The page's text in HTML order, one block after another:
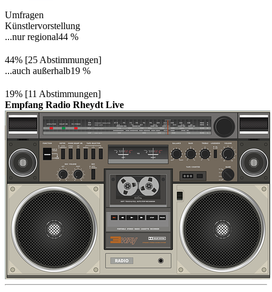
Umfragen
Künstlervorstellung
...nur regional44 %
44% [25 Abstimmungen]
...auch außerhalb19 %
19% [11 Abstimmungen]
Empfang Radio Rheydt Live